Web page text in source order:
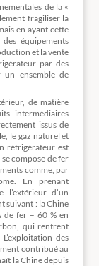
de la «
fragiliser la
en ayant cette
équipements
et la vente
par des
un ensemble de
de matière
intermédiaires
issus de
le gaz naturel et
réfrigérateur est
compose de fer
comme, par
En prenant
d’un
suivant : la Chine
de fer – 60 % en
qui rentrent
des
contribué au
la Chine depuis